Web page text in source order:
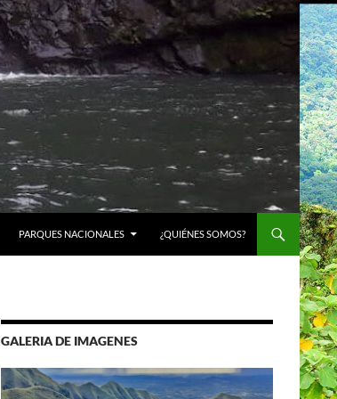
PARQUES NACIONALES ¿QUIÉNES SOMOS?
GALERIA DE IMAGENES